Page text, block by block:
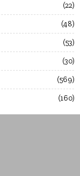
22
48
53
30
569
160